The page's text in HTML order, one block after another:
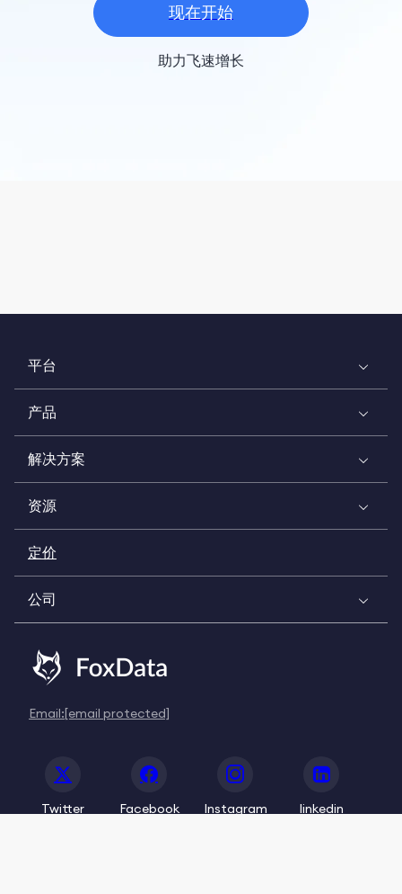
现在开始
助力飞速增长
平台
产品
解决方案
资源
定价
公司
Email:[email protected]
Twitter Facebook Instagram linkedin